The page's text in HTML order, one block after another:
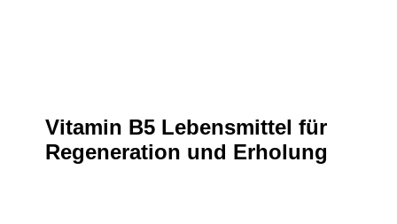
Vitamin B5 Lebensmittel für
Regeneration und Erholung